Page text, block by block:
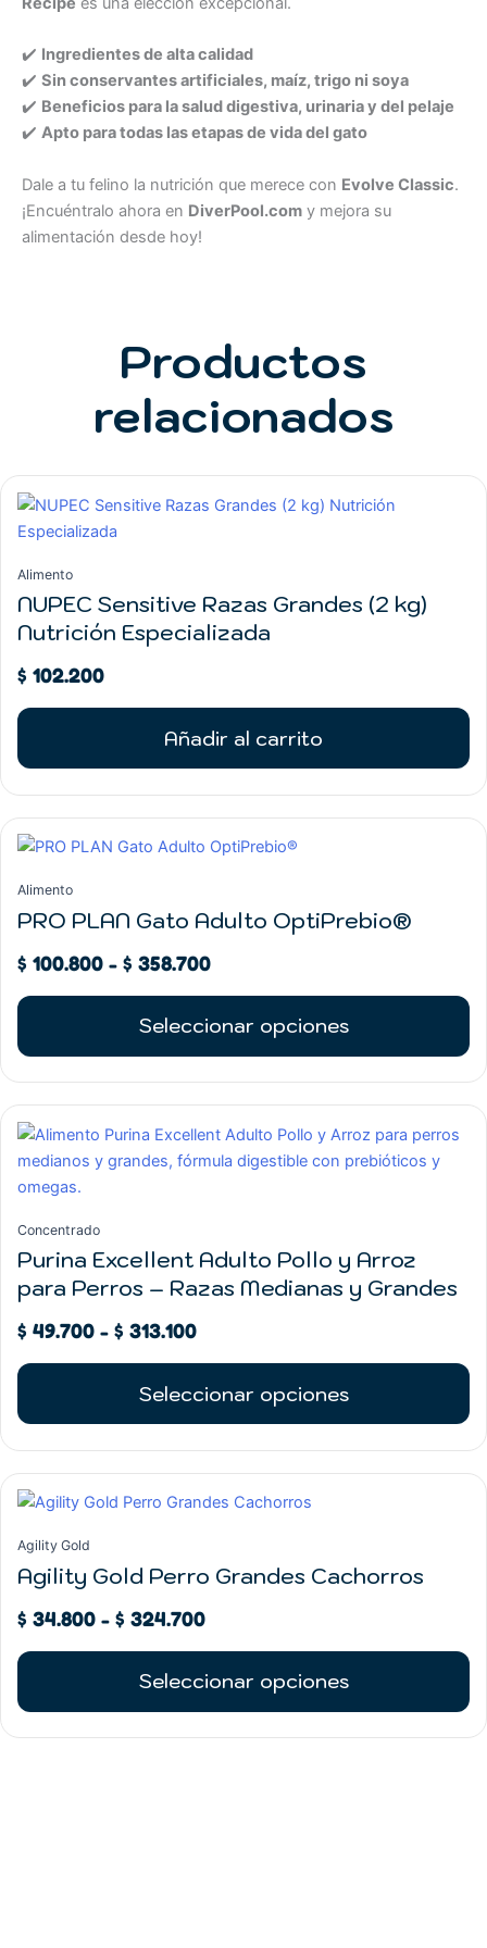
✔️ Ingredientes de alta calidad
✔️ Sin conservantes artificiales, maíz, trigo ni soya
✔️ Beneficios para la salud digestiva, urinaria y del pelaje
✔️ Apto para todas las etapas de vida del gato
Dale a tu felino la nutrición que merece con Evolve Classic.
¡Encuéntralo ahora en DiverPool.com y mejora su
alimentación desde hoy!
Productos
relacionados
Alimento
NUPEC Sensitive Razas Grandes (2 kg)
Nutrición Especializada
$ 102.200
Añadir al carrito
Alimento
PRO PLAN Gato Adulto OptiPrebio®
$ 100.800 - $ 358.700
de
$ 100.800
hasta
Seleccionar opciones
Este
producto
tiene
múltiples
variantes.
Las
se
la
página
de
producto
Concentrado
Purina Excellent Adulto Pollo y Arroz
para Perros – Razas Medianas y Grandes
$ 49.700 - $ 313.100
de
precios:
$ 313.100
Seleccionar opciones
Este
producto
tiene
múltiples
variantes.
Las
se
pueden
en
de
Agility Gold
Agility Gold Perro Grandes Cachorros
$ 34.800 - $ 324.700
de
$ 34.800
hasta
Seleccionar opciones
Este
producto
tiene
múltiples
variantes.
Las
se